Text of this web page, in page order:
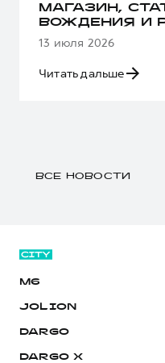
МАГАЗИН,
ВОЖДЕНИЯ И
13 июля 2026
Читать дальше
ВСЕ НОВОСТИ
M6
JOLION
DARGO
DARGO Х